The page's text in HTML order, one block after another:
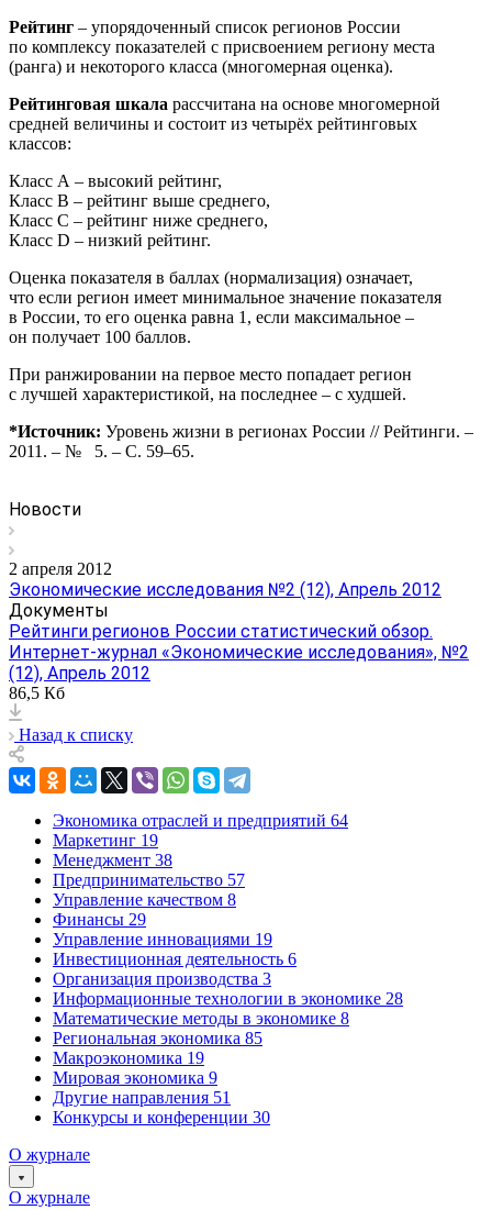
Рейтинг – упорядоченный список регионов России
по комплексу показателей с присвоением региону места
(ранга) и некоторого класса (многомерная оценка).
Рейтинговая шкала рассчитана на основе многомерной
средней величины и состоит из четырёх рейтинговых
классов:
Класс А – высокий рейтинг,
Класс В – рейтинг выше среднего,
Класс С – рейтинг ниже среднего,
Класс D – низкий рейтинг.
Оценка показателя в баллах (нормализация) означает,
что если регион имеет минимальное значение показателя
в России, то его оценка равна 1, если максимальное –
он получает 100 баллов.
При ранжировании на первое место попадает регион
с лучшей характеристикой, на последнее – с худшей.
*Источник: Уровень жизни в регионах России // Рейтинги. –
2011. – № 5. – С. 59–65.
Новости
2 апреля 2012
Экономические исследования №2 (12), Апрель 2012
Документы
Рейтинги регионов России статистический обзор.
Интернет-журнал «Экономические исследования», №2
(12), Апрель 2012
86,5 Кб
Назад к списку
Экономика отраслей и предприятий 64
Маркетинг 19
Менеджмент 38
Предпринимательство 57
Управление качеством 8
Финансы 29
Управление инновациями 19
Инвестиционная деятельность 6
Организация производства 3
Информационные технологии в экономике 28
Математические методы в экономике 8
Региональная экономика 85
Макроэкономика 19
Мировая экономика 9
Другие направления 51
Конкурсы и конференции 30
О журнале
О журнале